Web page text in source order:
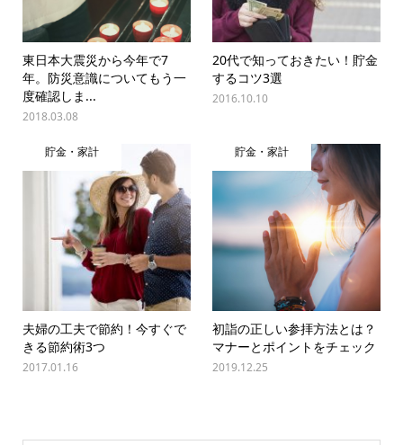
東日本大震災から今年で7
年。防災意識についてもう一
度確認しま...
2018.03.08
20代で知っておきたい！貯金
するコツ3選
2016.10.10
貯金・家計
夫婦の工夫で節約！今すぐで
きる節約術3つ
2017.01.16
貯金・家計
初詣の正しい参拝方法とは？
マナーとポイントをチェック
2019.12.25